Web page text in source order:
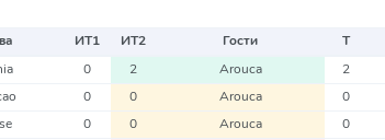
ИТ1 ИТ2 Гости Т
0 2 Arouca 2
0 0 Arouca 0
0 0 Arouca 0